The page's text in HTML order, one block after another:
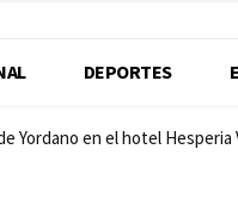
DEPORTES
Yordano en el hotel